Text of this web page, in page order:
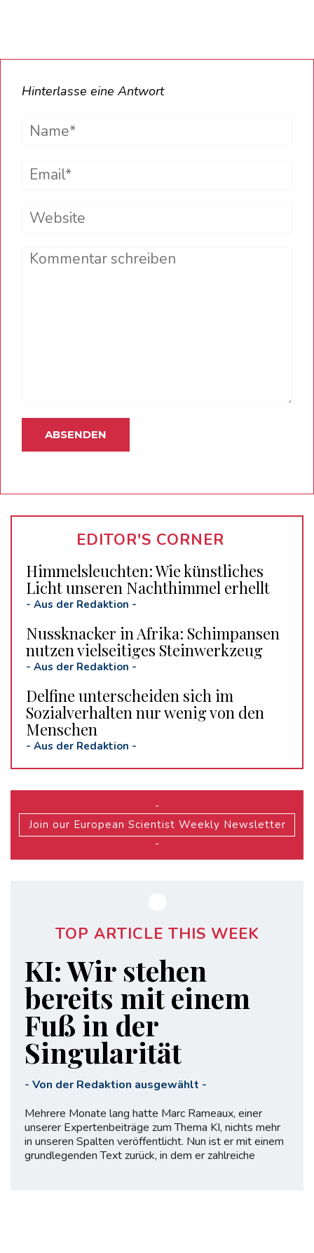
Hinterlasse eine Antwort
Name*
Email*
Website
Comment
EDITOR'S CORNER
Himmelsleuchten: Wie künstliches
Licht unseren Nachthimmel erhellt
- Aus der Redaktion -
Nussknacker in Afrika: Schimpansen
nutzen vielseitiges Steinwerkzeug
- Aus der Redaktion -
Delfine unterscheiden sich im
Sozialverhalten nur wenig von den
Menschen
- Aus der Redaktion -
-
Join our European Scientist Weekly Newsletter
-
TOP ARTICLE THIS WEEK
KI: Wir stehen
bereits mit einem
Fuß in der
Singularität
- Von der Redaktion ausgewählt -
Mehrere Monate lang hatte Marc Rameaux, einer
unserer Expertenbeiträge zum Thema KI, nichts mehr
in unseren Spalten veröffentlicht. Nun ist er mit einem
grundlegenden Text zurück, in dem er zahlreiche